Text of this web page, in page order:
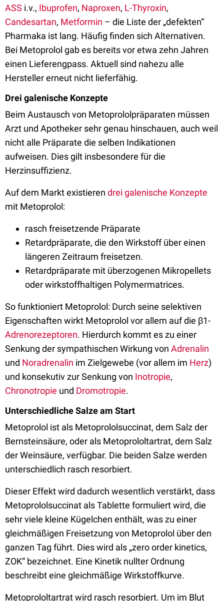
ASS i.v., Ibuprofen, Naproxen, L-Thyroxin,
Candesartan, Metformin – die Liste der „defekten“
Pharmaka ist lang. Häufig finden sich Alternativen.
Bei Metoprolol gab es bereits vor etwa zehn Jahren
einen Lieferengpass. Aktuell sind nahezu alle
Hersteller erneut nicht lieferfähig.
Drei galenische Konzepte
Beim Austausch von Metoprololpräparaten müssen
Arzt und Apotheker sehr genau hinschauen, auch weil
nicht alle Präparate die selben Indikationen
aufweisen. Dies gilt insbesondere für die
Herzinsuffizienz.
Auf dem Markt existieren drei galenische Konzepte
mit Metoprolol:
rasch freisetzende Präparate
Retardpräparate, die den Wirkstoff über einen
längeren Zeitraum freisetzen.
Retardpräparate mit überzogenen Mikropellets
oder wirkstoffhaltigen Polymermatrices.
So funktioniert Metoprolol: Durch seine selektiven
Eigenschaften wirkt Metoprolol vor allem auf die β1-
Adrenorezeptoren. Hierdurch kommt es zu einer
Senkung der sympathischen Wirkung von Adrenalin
und Noradrenalin im Zielgewebe (vor allem im Herz)
und konsekutiv zur Senkung von Inotropie,
Chronotropie und Dromotropie.
Unterschiedliche Salze am Start
Metoprolol ist als Metoprololsuccinat, dem Salz der
Bernsteinsäure, oder als Metoprololtartrat, dem Salz
der Weinsäure, verfügbar. Die beiden Salze werden
unterschiedlich rasch resorbiert.
Dieser Effekt wird dadurch wesentlich verstärkt, dass
Metoprololsuccinat als Tablette formuliert wird, die
sehr viele kleine Kügelchen enthält, was zu einer
gleichmäßigen Freisetzung von Metoprolol über den
ganzen Tag führt. Dies wird als „zero order kinetics,
ZOK“ bezeichnet. Eine Kinetik nullter Ordnung
beschreibt eine gleichmäßige Wirkstoffkurve.
Metoprololtartrat wird rasch resorbiert. Um im Blut